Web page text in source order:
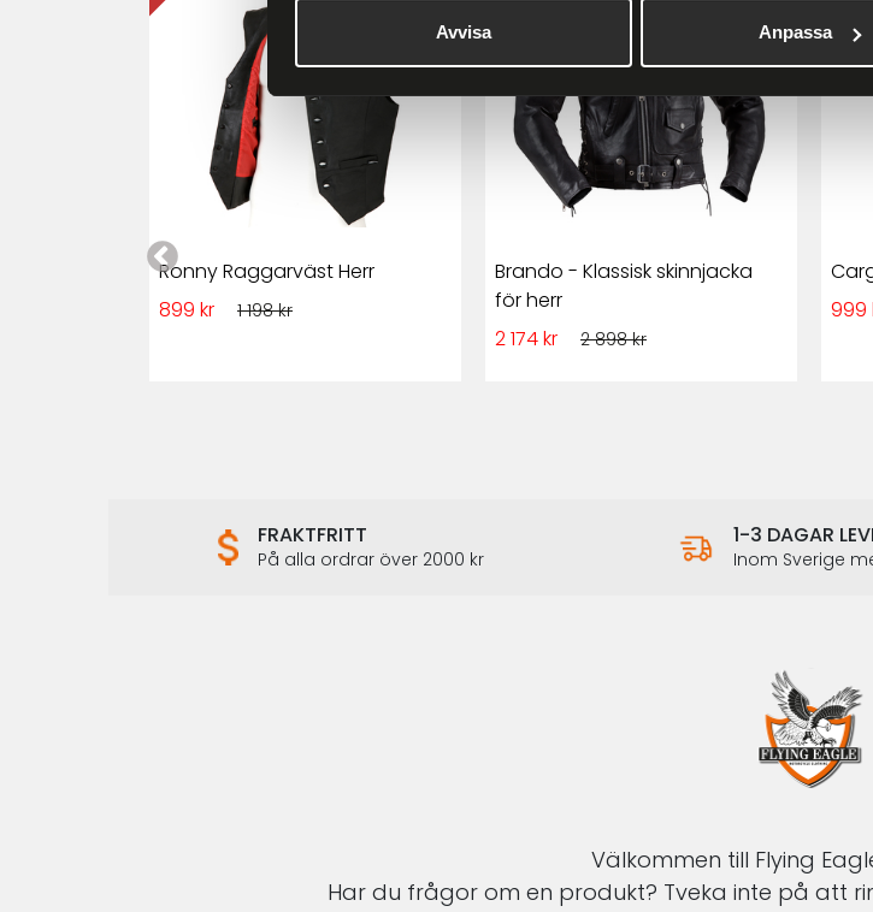
Avvisa Anpassa
Ronny Raggarväst Herr
899 kr
1 198 kr
Brando - Klassisk skinnjacka
för herr
2 174 kr
2 898 kr
999
FRAKTFRITT
På alla ordrar över 2000 kr
1-3 DAGAR
Inom Sverige
Välkommen till Flying
Har du frågor om en produkt? Tveka inte på att